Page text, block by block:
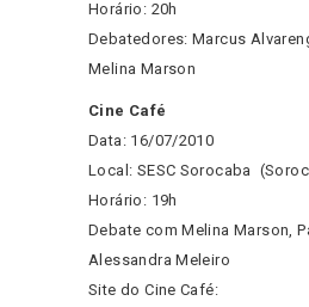
Horário: 20h
Debatedores: Marcus
Melina Marson
Cine Café
Data: 16/07/2010
Local: SESC Sorocaba
Horário: 19h
Debate com Melina Marson,
Alessandra Meleiro
Site do Cine Café: